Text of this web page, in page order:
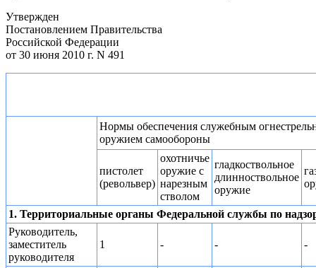
Утвержден
Постановлением Правительства
Российской Федерации
от 30 июня 2010 г. N 491
Нормы обеспечения служебным
оружием самообороны
пистолет
(револьвер)
охотничье
оружие с
нарезным
стволом
гладкоствольное
длинноствольное
оружие
1. Территориальные органы Федеральной службы по
Руководитель,
заместитель
руководителя
1 - - -